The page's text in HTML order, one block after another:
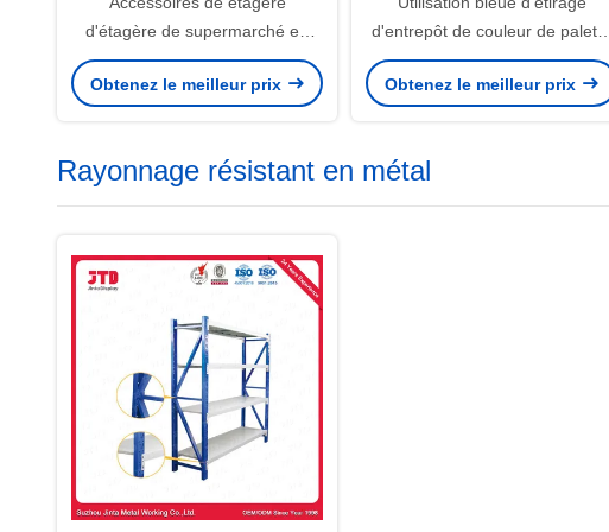
d'étagère de supermarché en
plastique automatique de
poussoir
Obtenez le meilleur prix
d'entrepôt de couleur de palette
en plastique résistante de HDPE
Obtenez le meilleur prix
Rayonnage résistant en métal